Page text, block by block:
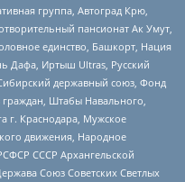
группа, Автоград Крю,
пансионат Ак Умут,
единство, Башкорт, Нация
Дафа, Иртыш Ultras, Русский
державный союз, Фонд
Штабы Навального,
г. Краснодара, Мужское
движения, Народное
СССР Архангельской
Союз Советских Светлых